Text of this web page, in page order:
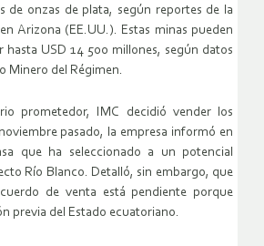
de onzas de plata, según reportes de la
Arizona (EE.UU.). Estas minas pueden
hasta USD 14 500 millones, según datos
Minero del Régimen.
prometedor, IMC decidió vender los
pasado, la empresa informó en
que ha seleccionado a un potencial
Río Blanco. Detalló, sin embargo, que
de venta está pendiente porque
previa del Estado ecuatoriano.